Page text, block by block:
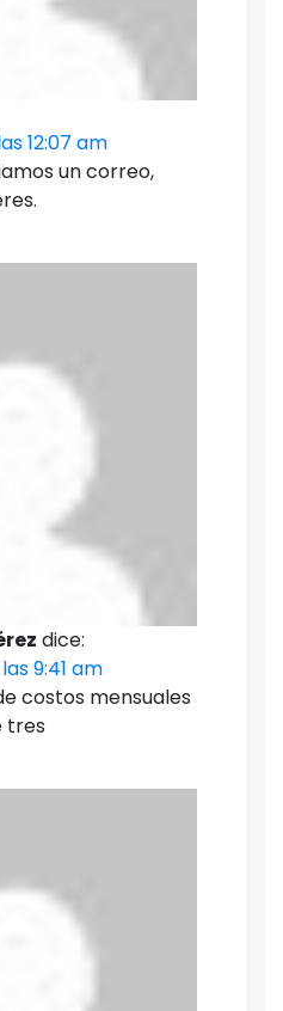
12:07 am
un correo,
dice:
9:41 am
costos mensuales
tres